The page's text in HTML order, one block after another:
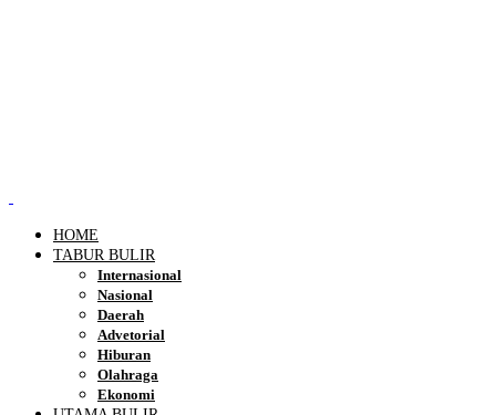
HOME
TABUR BULIR
Internasional
Nasional
Daerah
Advetorial
Hiburan
Olahraga
Ekonomi